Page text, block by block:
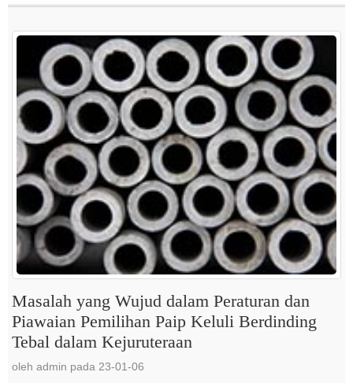
Masalah yang Wujud dalam Peraturan dan
Piawaian Pemilihan Paip Keluli Berdinding
Tebal dalam Kejuruteraan
oleh admin pada 23-01-06